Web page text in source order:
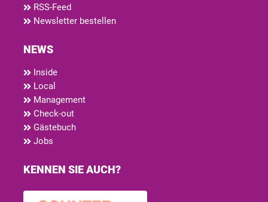
RSS-Feed
Newsletter bestellen
NEWS
Inside
Local
Management
Check-out
Gästebuch
Jobs
KENNEN SIE AUCH?